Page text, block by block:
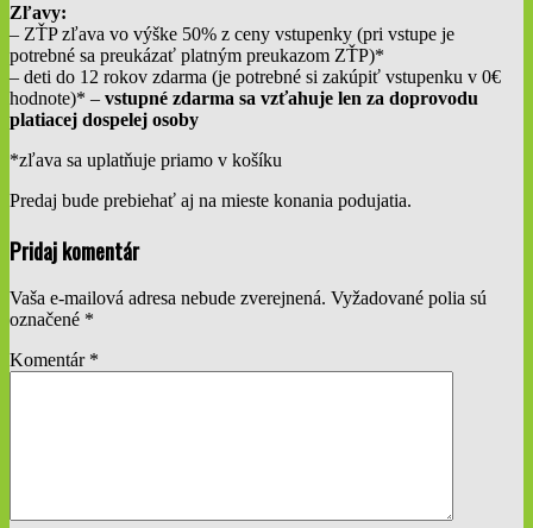
Zľavy:
– ZŤP zľava vo výške 50% z ceny vstupenky (pri vstupe je
potrebné sa preukázať platným preukazom ZŤP)*
– deti do 12 rokov zdarma (je potrebné si zakúpiť vstupenku v 0€
hodnote)* – vstupné zdarma sa vzťahuje len za doprovodu
platiacej dospelej osoby
*zľava sa uplatňuje priamo v košíku
Predaj bude prebiehať aj na mieste konania podujatia.
2019-
01-
Pridaj komentár
Vaša e-mailová adresa nebude zverejnená. Vyžadované polia sú
označené *
Komentár *